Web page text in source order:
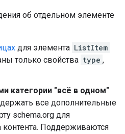
об отдельном элементе
для элемента ListItem
только свойства type ,
категории "всё в одном"
все дополнительные
schema.org для
Поддерживаются